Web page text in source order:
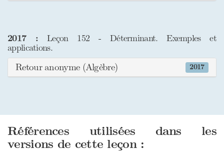
2017 : Leçon 152 - Déterminant. Exemples et
applications.
2017
Retour anonyme (Algèbre)
Références utilisées dans les
versions de cette leçon :